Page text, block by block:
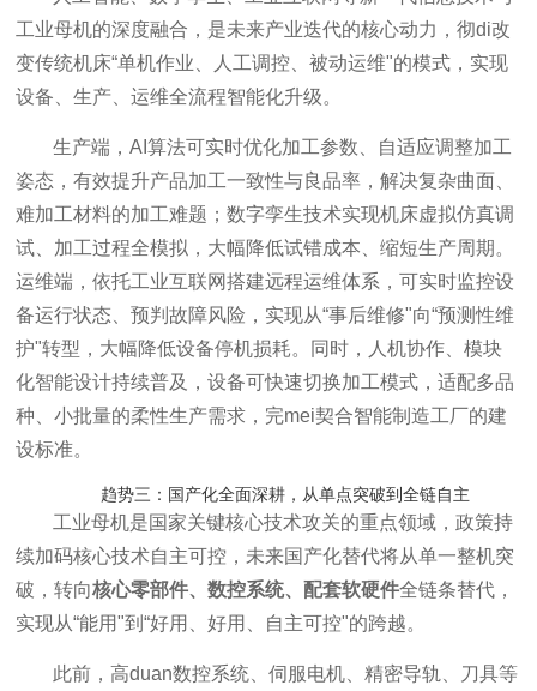
工业母机的深度融合，是未来产业迭代的核心动力，彻di改
变传统机床“单机作业、人工调控、被动运维"的模式，实现
设备、生产、运维全流程智能化升级。
生产端，AI算法可实时优化加工参数、自适应调整加工
姿态，有效提升产品加工一致性与良品率，解决复杂曲面、
难加工材料的加工难题；数字孪生技术实现机床虚拟仿真调
试、加工过程全模拟，大幅降低试错成本、缩短生产周期。
运维端，依托工业互联网搭建远程运维体系，可实时监控设
备运行状态、预判故障风险，实现从“事后维修"向“预测性维
护"转型，大幅降低设备停机损耗。同时，人机协作、模块
化智能设计持续普及，设备可快速切换加工模式，适配多品
种、小批量的柔性生产需求，完mei契合智能制造工厂的建
设标准。
趋势三：国产化全面深耕，从单点突破到全链自主
工业母机是国家关键核心技术攻关的重点领域，政策持
续加码核心技术自主可控，未来国产化替代将从单一整机突
破，转向核心零部件、数控系统、配套软硬件全链条替代，
实现从“能用"到“好用、好用、自主可控"的跨越。
此前，高duan数控系统、伺服电机、精密导轨、刀具等